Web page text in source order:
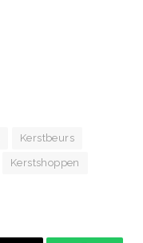
Kerstbeurs
Kerstshoppen